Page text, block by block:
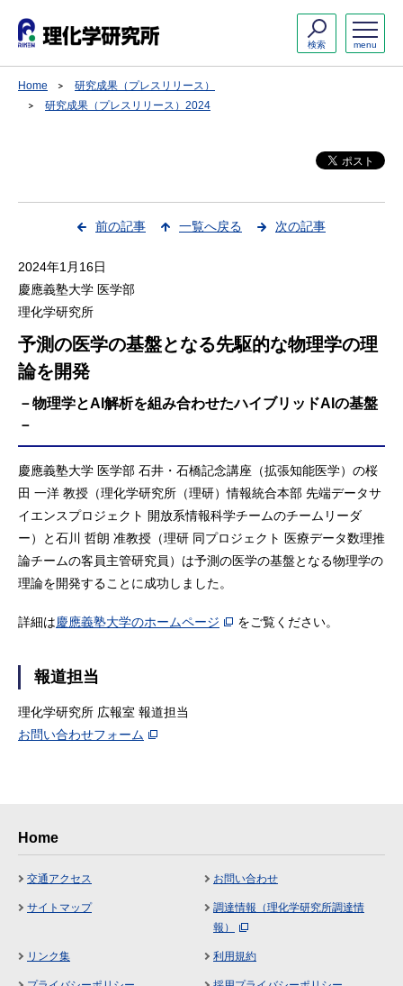
menu
検索
Home
研究成果（プレスリリース）
研究成果（プレスリリース）2024
前の記事 一覧へ戻る 次の記事
2024年1月16日
慶應義塾大学 医学部
理化学研究所
予測の医学の基盤となる先駆的な物理学の理
論を開発
－物理学とAI解析を組み合わせたハイブリッドAIの基盤
－
慶應義塾大学 医学部 石井・石橋記念講座（拡張知能医学）の桜
田 一洋 教授（理化学研究所（理研）情報統合本部 先端データサ
イエンスプロジェクト 開放系情報科学チームのチームリーダ
ー）と石川 哲朗 准教授（理研 同プロジェクト 医療データ数理推
論チームの客員主管研究員）は予測の医学の基盤となる物理学の
理論を開発することに成功しました。
詳細は慶應義塾大学のホームページ をご覧ください。
報道担当
理化学研究所 広報室 報道担当
お問い合わせフォーム
Home
交通アクセス お問い合わせ
サイトマップ
調達情報（理化学研究所調達情
報）
リンク集 利用規約